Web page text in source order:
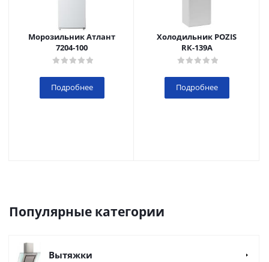
Морозильник Атлант
7204-100
Подробнее
Холодильник POZIS
RК-139А
Подробнее
Популярные категории
Вытяжки